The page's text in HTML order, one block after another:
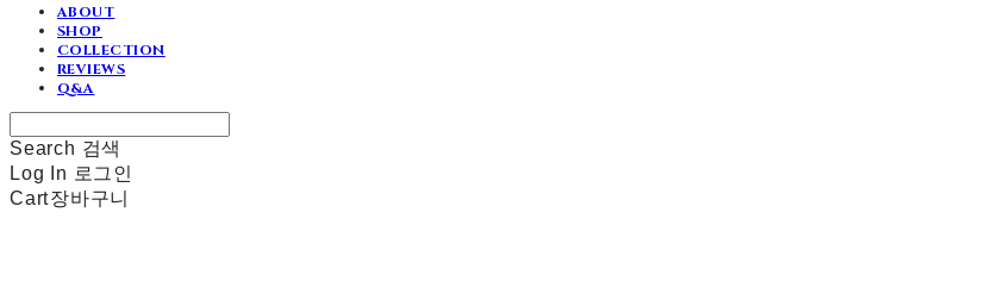
ABOUT
SHOP
COLLECTION
REVIEWS
Q&A
Search 검색
Log In 로그인
Cart장바구니